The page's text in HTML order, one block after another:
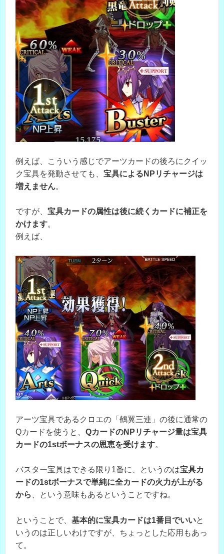
例えば、こういう感じでアーツカードの後ろにクイッ
ク宝具を発動させても、 宝具によるNPリチャージは
増えません。
ですが、 宝具カードの属性は後に続くカードに補正を
かけます。
例えば、
アーツ宝具であるクロエの「鶴翼三連」の後に通常の
Qカードを使うと、 QカードのNPリチャージ量は宝具
カードの1stボーナスの恩恵を受けます。
バスター宝具はできる限り1番に、というのは宝具カ
ードの1stボーナスで単純に全カードの火力が上がる
から
、という意味もあるということですね。
ということで、 基本的に宝具カードは1番目でいいと
いうのは正しいわけですが、ちょっとした応用もあっ
て。